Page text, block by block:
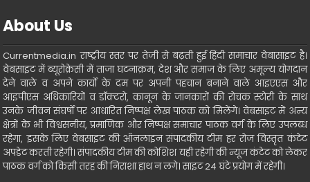
About Us
Currentmedia.in राष्ट्रीय स्तर पर तेजी से बढ़ती हुई हिंदी समाचार वेबासाइट है।
वेबसाइट में ब्यूरोक्रेसी में ताजा घटनाक्रम, देश और समाज के लिए अमूल्य योगदान
देने वाले व अपने कार्यो के दम पर अपनी पहचान बनाने वाले आइएएस और
आइपीएस अधिकारियों व डॉक्टरो, कानून के जानकारों की रोचक स्टोरी के साथ
उनके जीवन संघर्षो पर आधारित निष्पक्ष लेख पाठक को मिलेंगे। वेबसाइट में अन्य
क्षेत्रों के भी विश्वसनीय, प्रमाणिक और निष्पक्ष समाचार पाठक वर्ग के लिए उपलब्ध
रहेगा, इसके लिए वेबसाइट की ऑनलाइन संपादकीय टीम हर रोज विस्तृत कंटेट
अपडेट करती रहेगी। संपादकीय टीम की कोशिश यही रहेगी की न्यूज कंटेट को लेकर
पाठक वर्ग को किसी तरह की निराशा हाथ न लगे। साइट 24 घंटे प्रयोग में रहेगी।